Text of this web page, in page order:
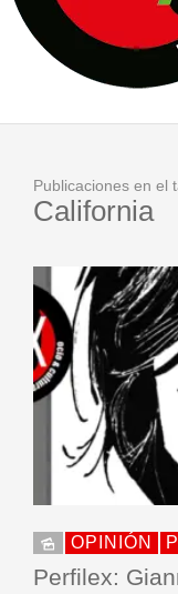
MARSHALL
JOFRE
Publicaciones en el
California
OPINIÓN
Perfilex: